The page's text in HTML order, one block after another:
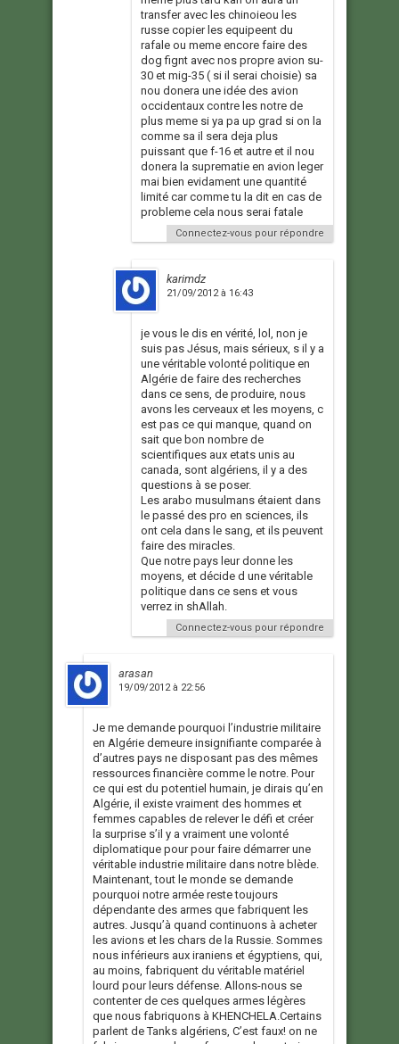
transfer avec les chinoieou les
russe copier les equipeent du
rafale ou meme encore faire des
dog fignt avec nos propre avion su-
30 et mig-35 ( si il serai choisie) sa
nou donera une idée des avion
occidentaux contre les notre de
plus meme si ya pa up grad si on la
comme sa il sera deja plus
puissant que f-16 et autre et il nou
donera la suprematie en avion leger
mai bien evidament une quantité
limité car comme tu la dit en cas de
probleme cela nous serai fatale
Connectez-vous pour répondre
karimdz
21/09/2012 à 16:43
je vous le dis en vérité, lol, non je
suis pas Jésus, mais sérieux, s il y a
une véritable volonté politique en
Algérie de faire des recherches
dans ce sens, de produire, nous
avons les cerveaux et les moyens, c
est pas ce qui manque, quand on
sait que bon nombre de
scientifiques aux etats unis au
canada, sont algériens, il y a des
questions à se poser.
Les arabo musulmans étaient dans
le passé des pro en sciences, ils
ont cela dans le sang, et ils peuvent
faire des miracles.
Que notre pays leur donne les
moyens, et décide d une véritable
politique dans ce sens et vous
verrez in shAllah.
Connectez-vous pour répondre
arasan
19/09/2012 à 22:56
Je me demande pourquoi l’industrie militaire
en Algérie demeure insignifiante comparée à
d’autres pays ne disposant pas des mêmes
ressources financière comme le notre. Pour
ce qui est du potentiel humain, je dirais qu’en
Algérie, il existe vraiment des hommes et
femmes capables de relever le défi et créer
la surprise s’il y a vraiment une volonté
diplomatique pour pour faire démarrer une
véritable industrie militaire dans notre blède.
Maintenant, tout le monde se demande
pourquoi notre armée reste toujours
dépendante des armes que fabriquent les
autres. Jusqu’à quand continuons à acheter
les avions et les chars de la Russie. Sommes
nous inférieurs aux iraniens et égyptiens, qui,
au moins, fabriquent du véritable matériel
lourd pour leurs défense. Allons-nous se
contenter de ces quelques armes légères
que nous fabriquons à KHENCHELA.Certains
parlent de Tanks algériens, C’est faux! on ne